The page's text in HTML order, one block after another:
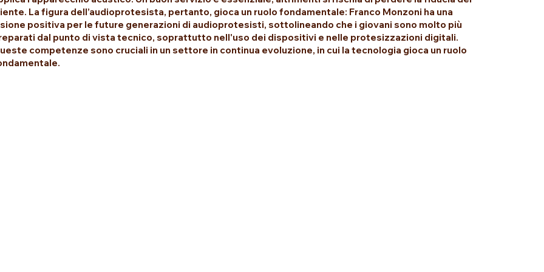
La figura dell’audioprotesista, pertanto, gioca un ruolo fondamentale: Franco Monzoni ha una
positiva per le future generazioni di audioprotesisti, sottolineando che i giovani sono molto più
dal punto di vista tecnico, soprattutto nell'uso dei dispositivi e nelle protesizzazioni digitali.
competenze sono cruciali in un settore in continua evoluzione, in cui la tecnologia gioca un ruolo